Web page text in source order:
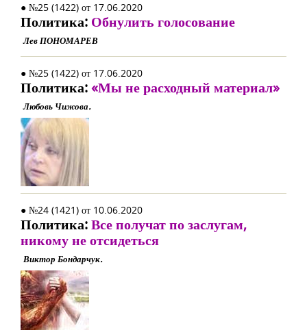
● №25 (1422) от 17.06.2020
Политика: Обнулить голосование
Лев ПОНОМАРЕВ
● №25 (1422) от 17.06.2020
Политика:«Мы не расходный материал»
Любовь Чижова.
● №24 (1421) от 10.06.2020
Политика:Все получат по заслугам,
никому не отсидеться
Виктор Бондарчук.